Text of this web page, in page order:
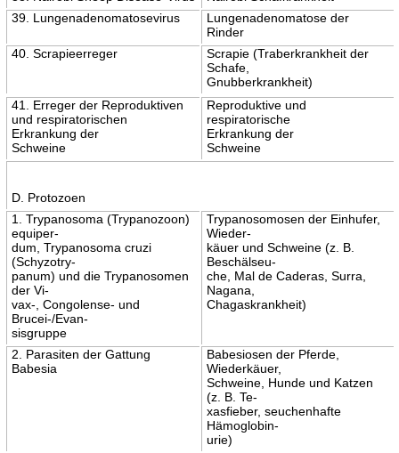
39. Lungenadenomatosevirus
Lungenadenomatose der
Rinder
40. Scrapieerreger
Scrapie (Traberkrankheit der
Schafe,
Gnubberkrankheit)
41. Erreger der Reproduktiven
und respiratorischen
Erkrankung der
Schweine
Reproduktive und
respiratorische
Erkrankung der
Schweine
D. Protozoen
1. Trypanosoma (Trypanozoon)
equiper-
dum, Trypanosoma cruzi
(Schyzotry-
panum) und die Trypanosomen
der Vi-
vax-, Congolense- und
Brucei-/Evan-
sisgruppe
Trypanosomosen der Einhufer,
Wieder-
käuer und Schweine (z. B.
Beschälseu-
che, Mal de Caderas, Surra,
Nagana,
Chagaskrankheit)
2. Parasiten der Gattung
Babesia
Babesiosen der Pferde,
Wiederkäuer,
Schweine, Hunde und Katzen
(z. B. Te-
xasfieber, seuchenhafte
Hämoglobin-
urie)